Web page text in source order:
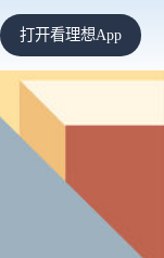
打开看理想App